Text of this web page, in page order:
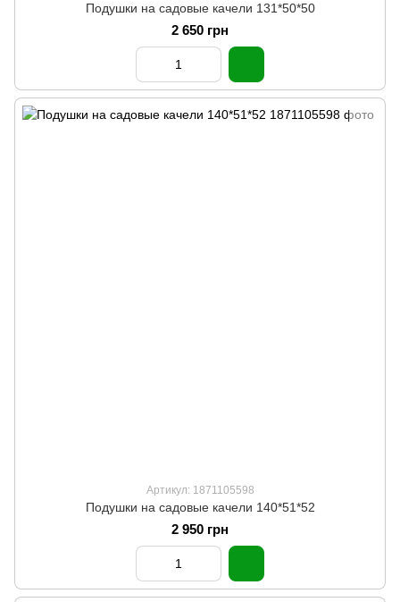
Подушки на садовые качели 131*50*50
2 650 грн
Артикул: 1871105598
Подушки на садовые качели 140*51*52
2 950 грн